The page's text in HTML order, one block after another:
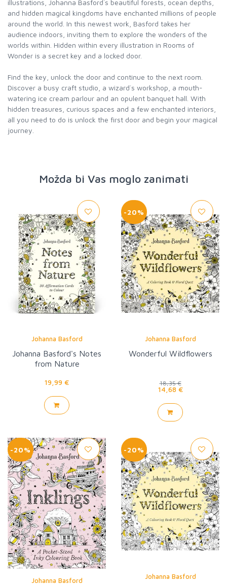
illustrations, Johanna Basford`s beautiful forests, ocean depths,
and hidden magical kingdoms have enchanted millions of people
around the world. In this newest work, Basford takes her
audience indoors, inviting them to explore the wonders of the
worlds within. Hidden within every illustration in Rooms of
Wonder is a secret key and a locked door.
Find the key, unlock the door and continue to the next room.
Discover a busy craft studio, a wizard`s workshop, a mouth-
watering ice cream parlour and an opulent banquet hall. With
hidden treasures, curious spaces and a few enchanted interiors,
all you need to do is unlock the first door and begin your magical
journey.
Možda bi Vas moglo zanimati
Johanna Basford
Johanna Basford's Notes
from Nature
19,99 €
-20%
Johanna Basford
Wonderful Wildflowers
18,35 €
14,68 €
-20%
Johanna Basford
-20%
Johanna Basford